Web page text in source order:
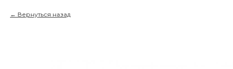
Вернуться назад